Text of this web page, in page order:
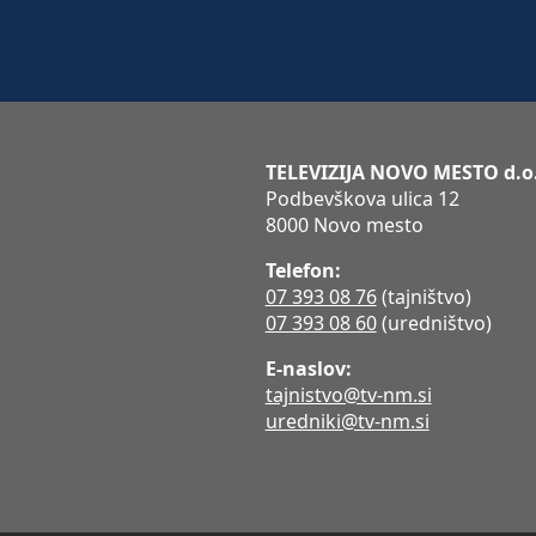
TELEVIZIJA NOVO MESTO
Podbevškova ulica 12
8000 Novo mesto
Telefon:
07 393 08 76(tajništvo)
07 393 08 60(uredništvo)
E-naslov:
tajnistvo@tv-nm.si
uredniki@tv-nm.si